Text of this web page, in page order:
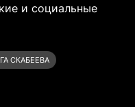
и социальные
СКАБЕЕВА